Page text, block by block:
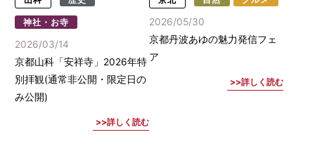
神社・お寺
2026/03/14
京都山科「安祥寺」2026年特
別拝観(通常非公開・限定日の
み公開)
詳しく読む
2026/05/30
京都丹波あゆの魅力発信フェ
ア
詳しく読む